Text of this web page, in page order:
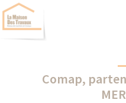
Comap,